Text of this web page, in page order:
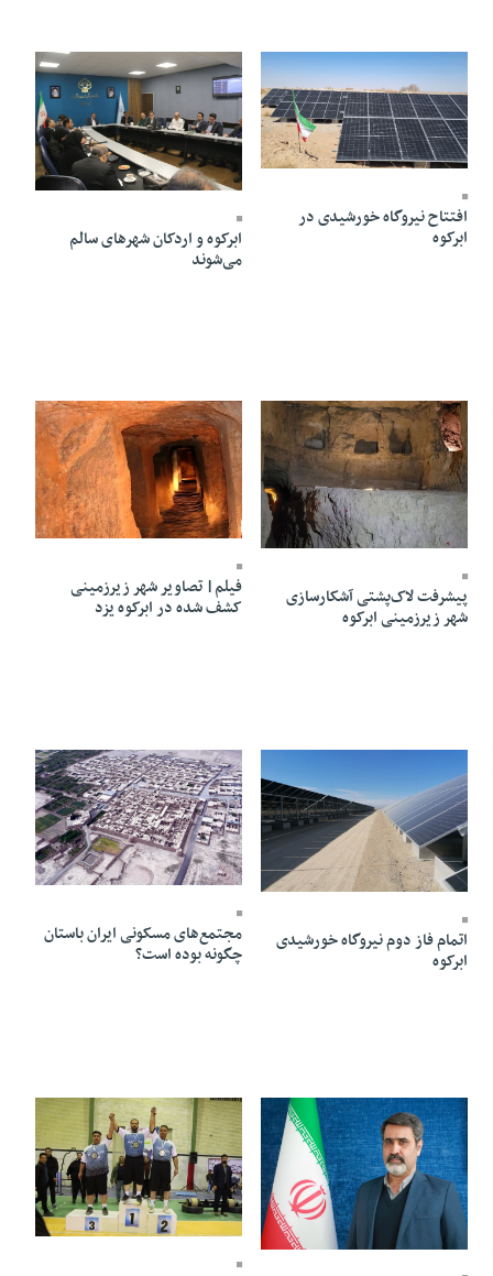
20 Bahman 1403 - 18:30
افتتاح نیروگاه خورشیدی در
ابرکوه
08 Bahman 1403 - 14:07
ابرکوه و اردکان شهر‌های سالم
می‌شوند
08 Bahman 1403 - 11:13
پیشرفت لاک‌پشتی آشکارسازی
شهر زیرزمینی ابرکوه
06 Bahman 1403 - 14:36
فیلم| تصاویر شهر زیرزمینی
کشف شده در ابرکوه یزد
18 Dey 1403 - 19:06
اتمام فاز دوم نیروگاه خورشیدی
ابرکوه
05 Dey 1403 - 16:15
مجتمع‌های مسکونی ایران باستان
چگونه بوده است؟
28 Azar 1403 - 16:56
25 Azar 1403 - 08:40